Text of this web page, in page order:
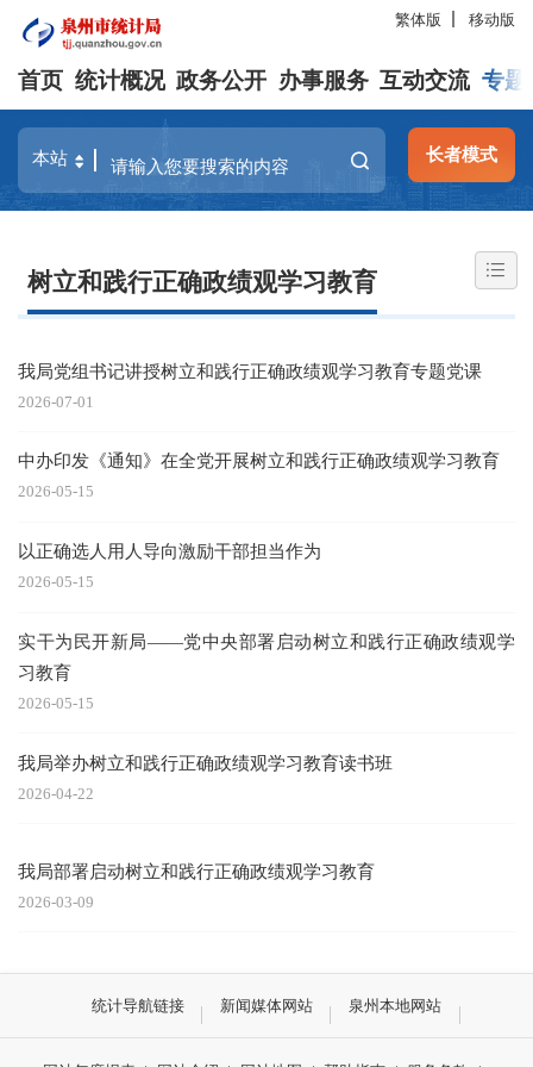
繁体版 移动版
首页 统计概况 政务公开 办事服务 互动交流 专题
长者模式
树立和践行正确政绩观学习教育
我局党组书记讲授树立和践行正确政绩观学习教育专题党课
2026-07-01
中办印发《通知》在全党开展树立和践行正确政绩观学习教育
2026-05-15
以正确选人用人导向激励干部担当作为
2026-05-15
实干为民开新局——党中央部署启动树立和践行正确政绩观学
习教育
2026-05-15
我局举办树立和践行正确政绩观学习教育读书班
2026-04-22
我局部署启动树立和践行正确政绩观学习教育
2026-03-09
统计导航链接 新闻媒体网站 泉州本地网站